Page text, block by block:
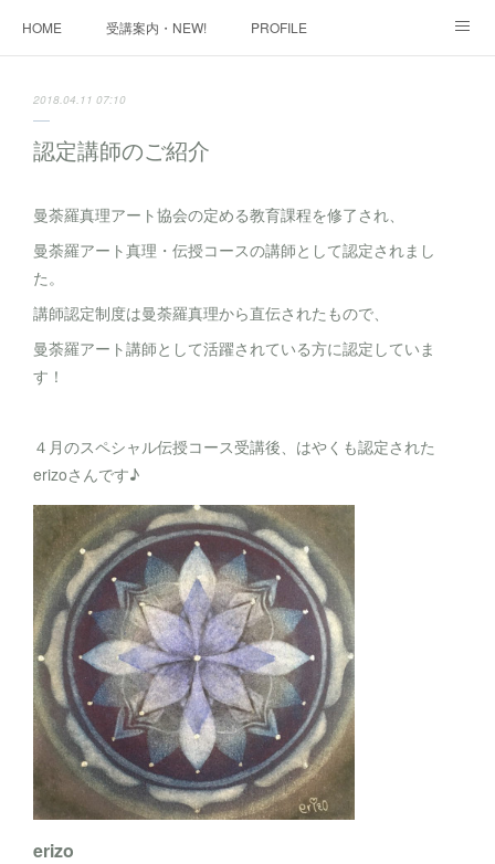
HOME 受講案内・NEW! PROFILE
2018.04.11 07:10
認定講師のご紹介
曼荼羅真理アート協会の定める教育課程を修了され、
曼荼羅アート真理・伝授コースの講師として認定されまし
た。
講師認定制度は曼荼羅真理から直伝されたもので、
曼荼羅アート講師として活躍されている方に認定していま
す！
４月のスペシャル伝授コース受講後、はやくも認定された
erizoさんです♪
erizo